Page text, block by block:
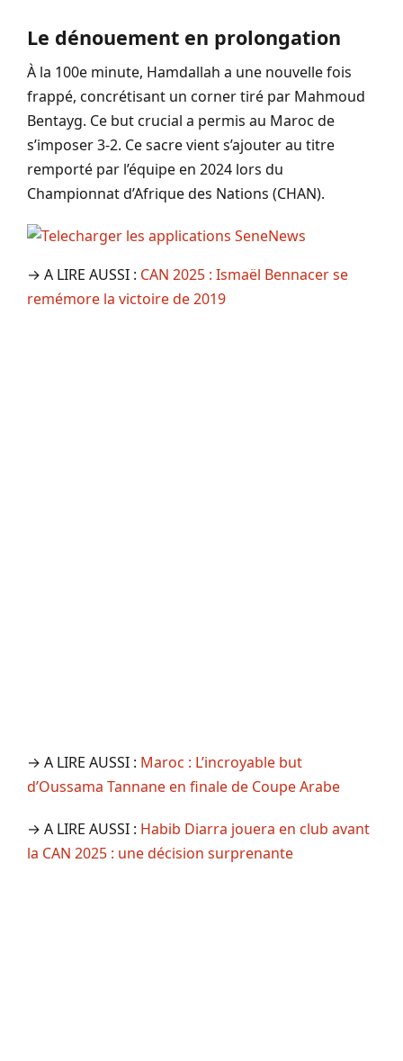
Le dénouement en prolongation
À la 100e minute, Hamdallah a une nouvelle fois
frappé, concrétisant un corner tiré par Mahmoud
Bentayg. Ce but crucial a permis au Maroc de
s’imposer 3-2. Ce sacre vient s’ajouter au titre
remporté par l’équipe en 2024 lors du
Championnat d’Afrique des Nations (CHAN).
→ A LIRE AUSSI : CAN 2025 : Ismaël Bennacer se
remémore la victoire de 2019
→ A LIRE AUSSI : Maroc : L’incroyable but
d’Oussama Tannane en finale de Coupe Arabe
→ A LIRE AUSSI : Habib Diarra jouera en club avant
la CAN 2025 : une décision surprenante